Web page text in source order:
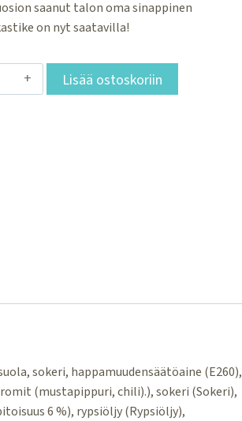
saanut talon oma sinappinen
on nyt saatavilla!
Lisää ostoskoriin
sokeri, happamuudensäätöaine (E260),
(mustapippuri, chili).), sokeri (Sokeri),
6 %), rypsiöljy (Rypsiöljy),